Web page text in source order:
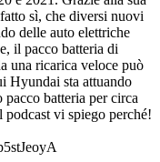
sì, che diversi nuovi
delle auto elettriche
il pacco batteria di
una ricarica veloce può
Hyundai sta attuando
batteria per circa
vi spiego perché!